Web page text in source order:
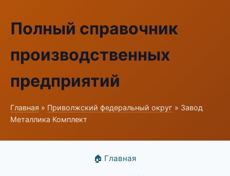
Полный справочник
производственных
предприятий
Главная » Приволжский федеральный округ » Завод
Металлика Комплект
🏠 Главная